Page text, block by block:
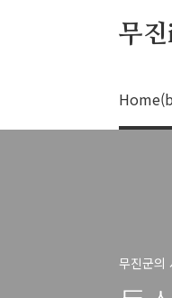
무
무진군